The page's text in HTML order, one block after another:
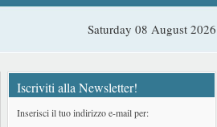
Saturday 08 August 2026
Iscriviti alla Newsletter!
Inserisci il tuo indirizzo e-mail per: